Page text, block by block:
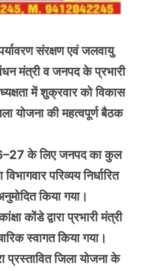
संरक्षण एवं जलवायु
मंत्री व जनपद के प्रभारी
में शुक्रवार को विकास
योजना की महत्वपूर्ण बैठक
के लिए जनपद का कुल
परिव्यय निर्धारित
किया गया।
कोंडे द्वारा प्रभारी मंत्री
स्वागत किया गया।
प्रस्तावित जिला योजना के